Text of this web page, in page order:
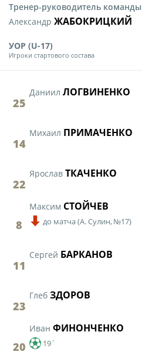
Тренер-руководитель команды
Александр ЖАБОКРИЦКИЙ
УОР (U-17)
Игроки стартового состава
25
Даниил ЛОГВИНЕНКО
14
Михаил ПРИМАЧЕНКО
22
Ярослав ТКАЧЕНКО
8
Максим СТОЙЧЕВ
до матча(А. Сулин, №17)
11
Сергей БАРКАНОВ
23
Глеб ЗДОРОВ
20
Иван ФИНОНЧЕНКО
19`